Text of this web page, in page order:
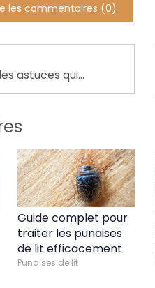
les commentaires (0)
Quelles sont les astuces qui existent pour se débarrasser des souris dans son logement à Paris 14?
Guide complet pour
traiter les punaises
de lit efficacement
Punaises de lit